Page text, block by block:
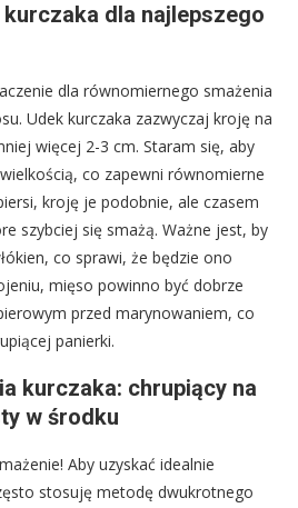
dla najlepszego
dla równomiernego smażenia
Udek kurczaka zazwyczaj kroję na
więcej 2-3 cm. Staram się, aby
co zapewni równomierne
kroję je podobnie, ale czasem
szybciej się smażą. Ważne jest, by
co sprawi, że będzie ono
mięso powinno być dobrze
przed marynowaniem, co
panierki.
kurczaka: chrupiący na
w środku
Aby uzyskać idealnie
stosuję metodę dwukrotnego